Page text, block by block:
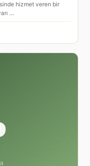
hizmet veren bir
…